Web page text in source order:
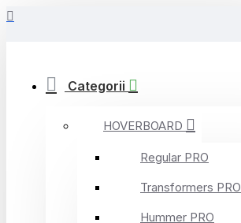
Categorii
HOVERBOARD
Regular PRO
Transformers PRO
Hummer PRO